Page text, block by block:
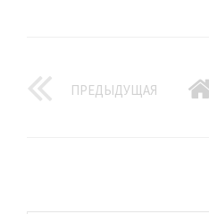
ПРЕДЫДУЩАЯ